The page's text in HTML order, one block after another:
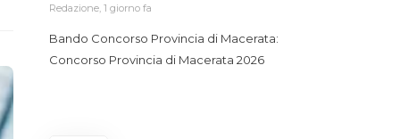
Redazione ,1 giorno fa
Bando Concorso Provincia di Macerata:
Concorso Provincia di Macerata 2026